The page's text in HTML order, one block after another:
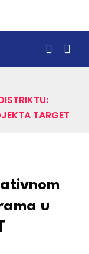
TARGET
u